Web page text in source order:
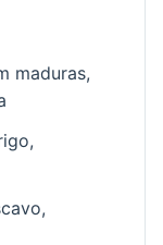
maduras,